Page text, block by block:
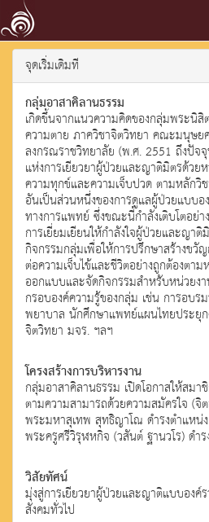
จุดเริ่มเดิมที
กลุ่มอาสาคิลานธรรม
เกิดขึ้นจากแนวความคิดของกลุ่มพระนิสิ
ความตาย ภาควิชาจิตวิทยา คณะมนุษ
ลงกรณราชวิทยาลัย (พ.ศ. 2551 ถึงปัจ
แห่งการเยียวยาผู้ป่วยและญาติมิตรด้วย
ความทุกข์และความเจ็บปวด ตามหลักวิ
อันเป็นส่วนหนึ่งของการดูแลผู้ป่วยแบบ
ทางการแพทย์ ซึ่งขณะนี้กำลังเติบโตอย่า
การเยี่ยมเยียนให้กำลังใจผู้ป่วยและญา
กิจกรรมกลุ่มเพื่อให้การปรึกษาสร้างขวั
ต่อความเจ็บไข้และชีวิตอย่างถูกต้องตา
ออกแบบและจัดกิจกรรมสำหรับหน่วยง
กรอบองค์ความรู้ของกลุ่ม เช่น การอบ
พยาบาล นักศึกษาแพทย์แผนไทยประยุ
จิตวิทยา มจร. ฯลฯ
โครงสร้างการบริหารงาน
กลุ่มอาสาคิลานธรรม เปิดโอกาสให้สม
ตามความสามารถด้วยความสมัครใจ (
พระมหาสุเทพ สุทธิญาโณ ดำรงตำแหน่
พระครูศรีวิรุฬหกิจ (วสันต์ ฐานวโร) ดำ
วิสัยทัศน์
มุ่งสู่การเยียวยาผู้ป่วยและญาติแบบองค์
สังคมทั่วไป